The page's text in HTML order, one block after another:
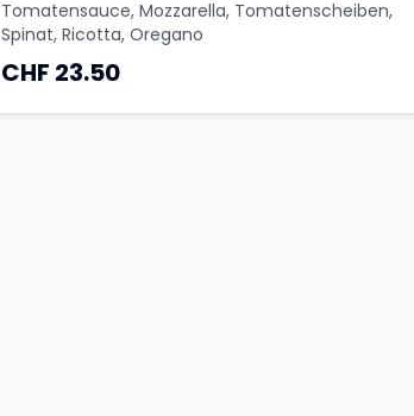
Tomatensauce, Mozzarella, Tomatenscheiben,
Spinat, Ricotta, Oregano
CHF 23.50